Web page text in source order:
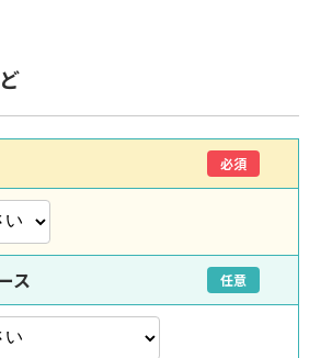
必須
ス 任意